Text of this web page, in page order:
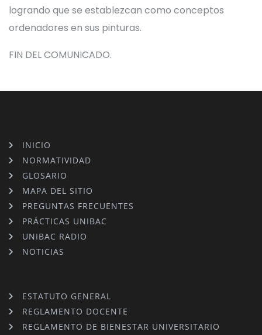
logrando que se establezcan como conceptos
ordenadores en sus pinturas.
FIN DEL COMUNICADO.
INICIO
NORMATIVIDAD
GLOSARIO
MAPA DEL SITIO
PREGUNTAS FRECUENTES
PRÁCTICAS UNIBAC
UNIBAC RADIO
NOTICIAS
ESTATUTO GENERAL
REGLAMENTO DOCENTE
REGLAMENTO DE BIENESTAR UNIVERSITARIO